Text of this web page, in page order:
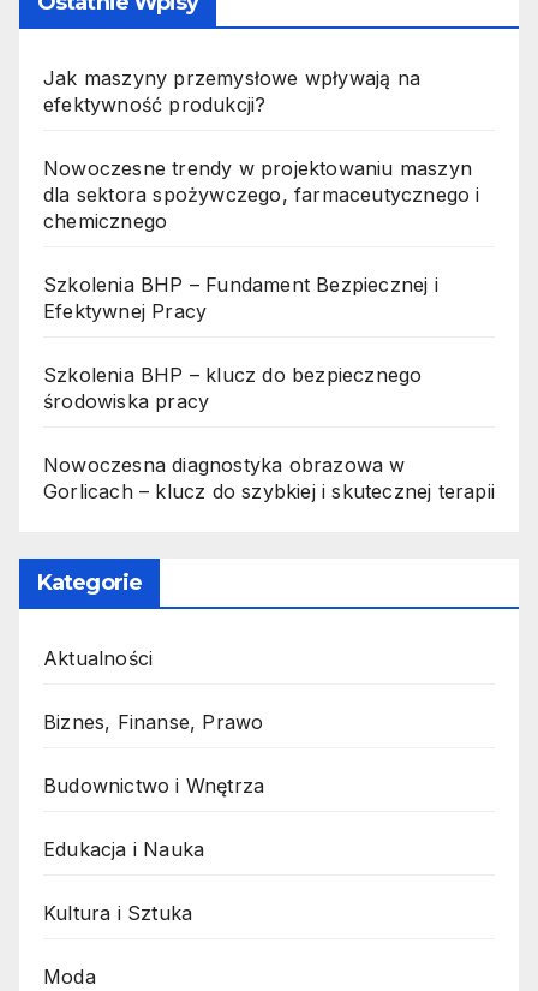
Jak maszyny przemysłowe wpływają na
efektywność produkcji?
Nowoczesne trendy w projektowaniu maszyn
dla sektora spożywczego, farmaceutycznego i
chemicznego
Szkolenia BHP – Fundament Bezpiecznej i
Efektywnej Pracy
Szkolenia BHP – klucz do bezpiecznego
środowiska pracy
Nowoczesna diagnostyka obrazowa w
Gorlicach – klucz do szybkiej i skutecznej terapii
Kategorie
Aktualności
Biznes, Finanse, Prawo
Budownictwo i Wnętrza
Edukacja i Nauka
Kultura i Sztuka
Moda